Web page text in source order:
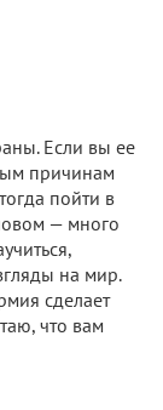
Если вы ее
причинам
пойти в
— много
на мир.
сделает
что вам